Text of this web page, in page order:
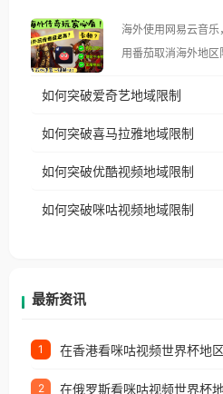
像其他音乐平台一
仅能在中国大陆地区播放。 遇到这个问
使用番茄回国加速器
台湾、美国、加拿
权限制所困扰。
海外使用网易云音
用番茄取消海外地区限制。 当在海外打
播放”的提示语。 海外用户如香港、澳门、台湾、美
国、加拿大、澳大
制问题，且仅能在中国大陆
户收听网易云音乐地
如何突破爱奇艺地域限制
如何突破喜马拉雅地域限制
如何突破优酷视频地域限制
如何突破咪咕视频地域限制
最新资讯
1
2